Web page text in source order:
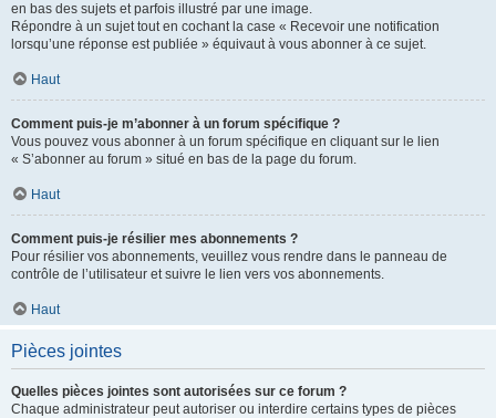
en bas des sujets et parfois illustré par une image.
Répondre à un sujet tout en cochant la case « Recevoir une notification
lorsqu’une réponse est publiée » équivaut à vous abonner à ce sujet.
Haut
Comment puis-je m’abonner à un forum spécifique ?
Vous pouvez vous abonner à un forum spécifique en cliquant sur le lien
« S’abonner au forum » situé en bas de la page du forum.
Haut
Comment puis-je résilier mes abonnements ?
Pour résilier vos abonnements, veuillez vous rendre dans le panneau de
contrôle de l’utilisateur et suivre le lien vers vos abonnements.
Haut
Pièces jointes
Quelles pièces jointes sont autorisées sur ce forum ?
Chaque administrateur peut autoriser ou interdire certains types de pièces